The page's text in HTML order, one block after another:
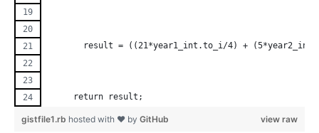
result = ((21*year1_int.to_i/4) +
     return result;
view raw
gistfile1.rb hosted with ❤ by GitHub